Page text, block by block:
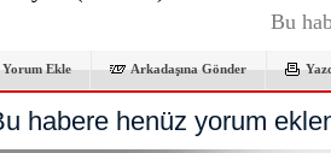
Bu
Yorum Ekle Arkadaşına Gönder
habere henüz yorum